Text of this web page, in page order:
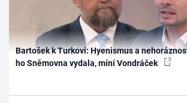
Bartošek k Turkovi: Hyenismus a
ho Sněmovna vydala, míní Vondráček